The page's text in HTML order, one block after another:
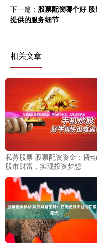
下一篇： 股票配资哪个好
提供的服务细节
相关文章
私募股票 股票配资资金：撬动
股市财富，实现投资梦想